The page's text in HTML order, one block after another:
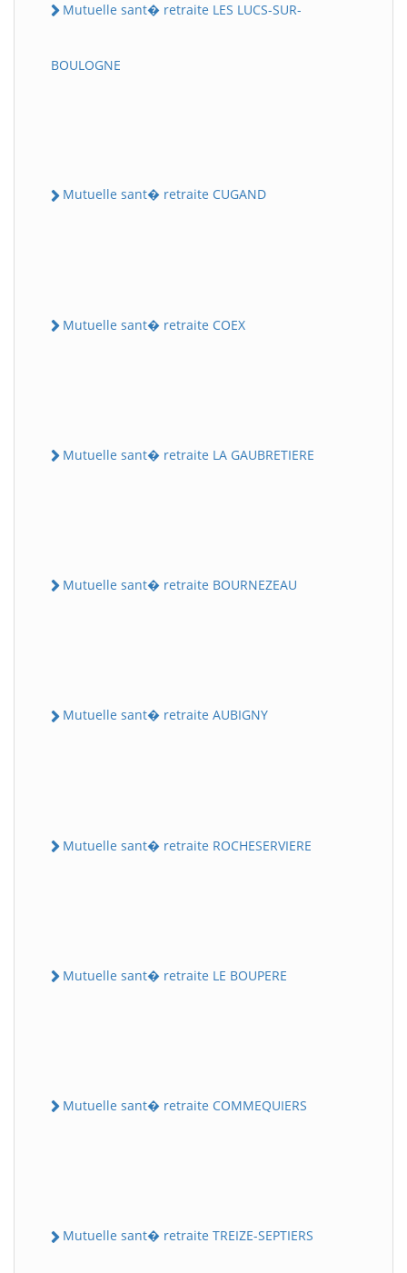
Mutuelle sant� retraite LES LUCS-SUR-
BOULOGNE
Mutuelle sant� retraite CUGAND
Mutuelle sant� retraite COEX
Mutuelle sant� retraite LA GAUBRETIERE
Mutuelle sant� retraite BOURNEZEAU
Mutuelle sant� retraite AUBIGNY
Mutuelle sant� retraite ROCHESERVIERE
Mutuelle sant� retraite LE BOUPERE
Mutuelle sant� retraite COMMEQUIERS
Mutuelle sant� retraite TREIZE-SEPTIERS